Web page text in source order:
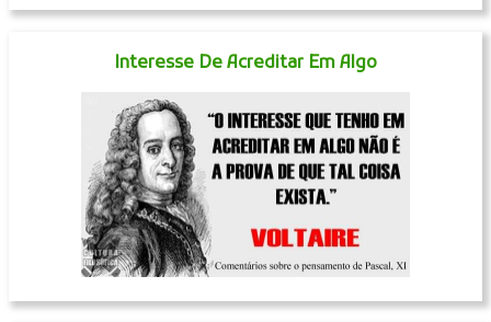
Interesse De Acreditar Em Algo